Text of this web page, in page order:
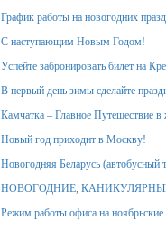
График работы на новогодних
С наступающим Новым Годом!
Успейте забронировать билет на
В первый день зимы сделайте
Камчатка – Главное Путешествие
Новый год приходит в Москву!
Новогодняя Беларусь
НОВОГОДНИЕ,
Режим работы офиса на ноябрьские